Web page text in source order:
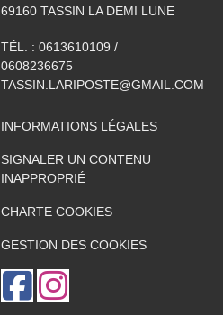
69160 TASSIN LA DEMI LUNE
TÉL. : 0613610109 /
0608236675
TASSIN.LARIPOSTE@GMAIL.COM
INFORMATIONS LÉGALES
SIGNALER UN CONTENU
INAPPROPRIÉ
CHARTE COOKIES
GESTION DES COOKIES